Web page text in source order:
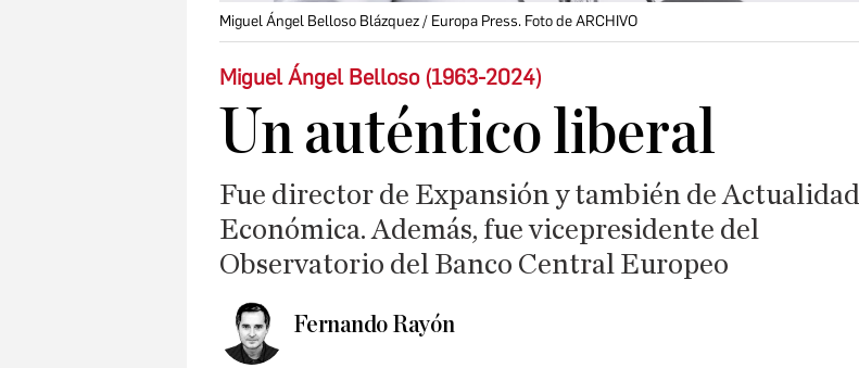
Miguel Ángel Belloso Blázquez / Europa Press. Foto de ARCHIVO
Miguel Ángel Belloso (1963-2024)
Un auténtico liberal
Fue director de Expansión y también de Actualidad
Económica. Además, fue vicepresidente del
Observatorio del Banco Central Europeo
Fernando Rayón